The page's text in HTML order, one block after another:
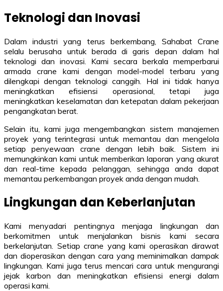
Teknologi dan Inovasi
Dalam industri yang terus berkembang, Sahabat Crane
selalu berusaha untuk berada di garis depan dalam hal
teknologi dan inovasi. Kami secara berkala memperbarui
armada crane kami dengan model-model terbaru yang
dilengkapi dengan teknologi canggih. Hal ini tidak hanya
meningkatkan efisiensi operasional, tetapi juga
meningkatkan keselamatan dan ketepatan dalam pekerjaan
pengangkatan berat.
Selain itu, kami juga mengembangkan sistem manajemen
proyek yang terintegrasi untuk memantau dan mengelola
setiap penyewaan crane dengan lebih baik. Sistem ini
memungkinkan kami untuk memberikan laporan yang akurat
dan real-time kepada pelanggan, sehingga anda dapat
memantau perkembangan proyek anda dengan mudah.
Lingkungan dan Keberlanjutan
Kami menyadari pentingnya menjaga lingkungan dan
berkomitmen untuk menjalankan bisnis kami secara
berkelanjutan. Setiap crane yang kami operasikan dirawat
dan dioperasikan dengan cara yang meminimalkan dampak
lingkungan. Kami juga terus mencari cara untuk mengurangi
jejak karbon dan meningkatkan efisiensi energi dalam
operasi kami.